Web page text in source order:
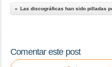
Las discográficas han sido pilladas
Comentar este post